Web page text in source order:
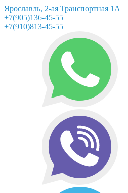
Ярославль, 2-ая Транспортная 1А
+7(905)136-45-55
+7(910)813-45-55